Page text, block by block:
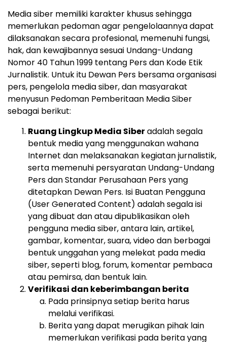
Media siber memiliki karakter khusus sehingga
memerlukan pedoman agar pengelolaannya dapat
dilaksanakan secara profesional, memenuhi fungsi,
hak, dan kewajibannya sesuai Undang-Undang
Nomor 40 Tahun 1999 tentang Pers dan Kode Etik
Jurnalistik. Untuk itu Dewan Pers bersama organisasi
pers, pengelola media siber, dan masyarakat
menyusun Pedoman Pemberitaan Media Siber
sebagai berikut:
Ruang Lingkup Media Siberadalah segala
bentuk media yang menggunakan wahana
Internet dan melaksanakan kegiatan jurnalistik,
serta memenuhi persyaratan Undang-Undang
Pers dan Standar Perusahaan Pers yang
ditetapkan Dewan Pers. Isi Buatan Pengguna
(User Generated Content) adalah segala isi
yang dibuat dan atau dipublikasikan oleh
pengguna media siber, antara lain, artikel,
gambar, komentar, suara, video dan berbagai
bentuk unggahan yang melekat pada media
siber, seperti blog, forum, komentar pembaca
atau pemirsa, dan bentuk lain.
Verifikasi dan keberimbangan berita
Pada prinsipnya setiap berita harus
melalui verifikasi.
Berita yang dapat merugikan pihak lain
memerlukan verifikasi pada berita yang